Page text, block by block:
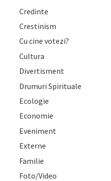
Credinte
Crestinism
Cu cine votezi?
Cultura
Divertisment
Drumuri Spirituale
Ecologie
Economie
Eveniment
Externe
Familie
Foto/Video